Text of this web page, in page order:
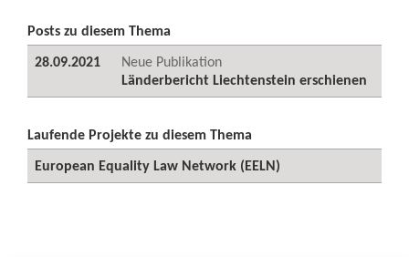
Posts zu diesem Thema
28.09.2021
Neue Publikation
Länderbericht Liechtenstein erschienen
Laufende Projekte zu diesem Thema
European Equality Law Network (EELN)